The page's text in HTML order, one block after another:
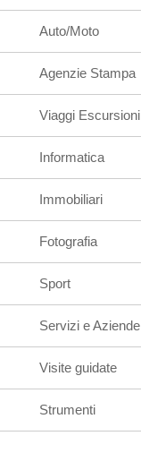
Auto/Moto
Agenzie Stampa
Viaggi Escursioni
Informatica
Immobiliari
Fotografia
Sport
Servizi e Aziende
Visite guidate
Strumenti